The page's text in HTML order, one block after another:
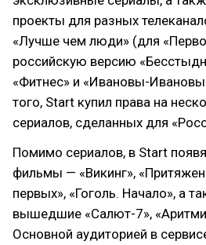
проекты для разных
«Лучше чем люди» (для
российскую версию
«Фитнес» и «Ивановы-
того, Start купил права на
сериалов, сделанных для
Помимо сериалов, в Start
фильмы — «Викинг»,
первых», «Гоголь. Начало», а
вышедшие «Салют-7»,
Основной аудиторией в